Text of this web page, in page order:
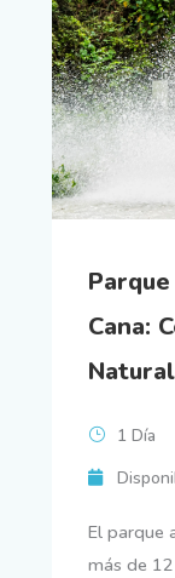
Cana:
1 Día
El parque
más de